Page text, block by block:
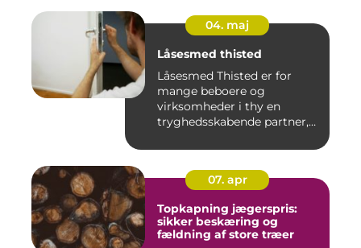
04. maj
Låsesmed thisted
Låsesmed Thisted er for
mange beboere og
virksomheder i thy en
tryghedsskabende partner,
07. apr
Topkapning jægerspris:
sikker beskæring og
fældning af store træer